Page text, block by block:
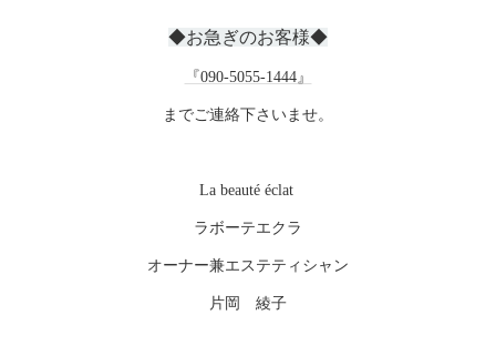
◆お急ぎのお客様◆
『090-5055-1444』
までご連絡下さいませ。
La beauté éclat
ラボーテエクラ
オーナー兼エステティシャン
片岡 綾子